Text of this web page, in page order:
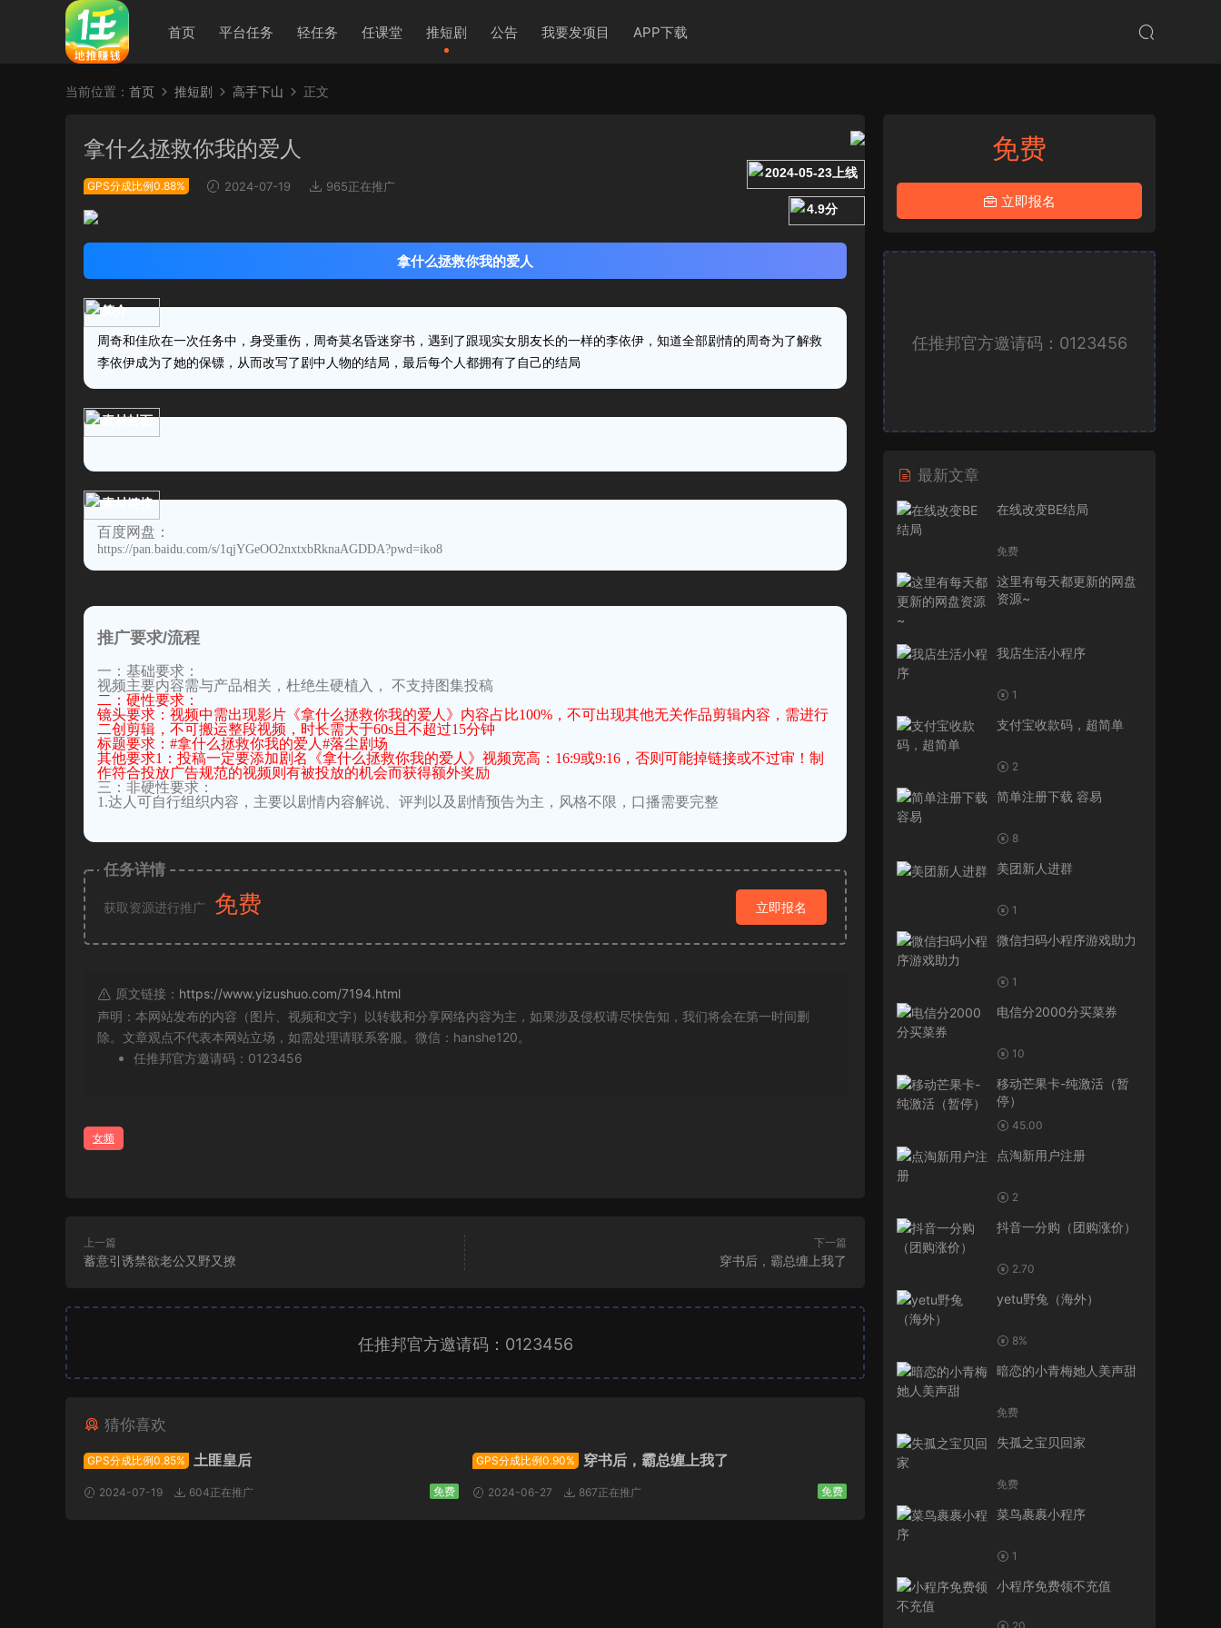
首页 平台任务 轻任务 任课堂 推短剧 公告 我要发项目 APP下载
当前位置： 首页 推短剧 高手下山 正文
拿什么拯救你我的爱人
GPS分成比例0.88% 2024-07-19
965正在推广
4.9分
2024-05-23上线
拿什么拯救你我的爱人
简介
周奇和佳欣在一次任务中，身受重伤，周奇莫名昏迷穿书，遇到了跟现实女朋友长的一样的李依伊，知道全部剧情的周奇为了解救
李依伊成为了她的保镖，从而改写了剧中人物的结局，最后每个人都拥有了自己的结局
素材封面
素材链接
百度网盘：
https://pan.baidu.com/s/1qjYGeOO2nxtxbRknaAGDDA?pwd=iko8
推广要求/流程
一：基础要求：
视频主要内容需与产品相关，杜绝生硬植入， 不支持图集投稿
二：硬性要求：
镜头要求：视频中需出现影片《拿什么拯救你我的爱人》内容占比100%，不可出现其他无关作品剪辑内容，需进行
二创剪辑，不可搬运整段视频，时长需大于60s且不超过15分钟
标题要求：#拿什么拯救你我的爱人#落尘剧场
其他要求1：投稿一定要添加剧名《拿什么拯救你我的爱人》视频宽高：16:9或9:16，否则可能掉链接或不过审！制
作符合投放广告规范的视频则有被投放的机会而获得额外奖励
三：非硬性要求：
1.达人可自行组织内容，主要以剧情内容解说、评判以及剧情预告为主，风格不限，口播需要完整
任务详情
获取资源进行推广 免费 立即报名
原文链接： https://www.yizushuo.com/7194.html
声明：本网站发布的内容（图片、视频和文字）以转载和分享网络内容为主，如果涉及侵权请尽快告知，我们将会在第一时间删
除。文章观点不代表本网站立场，如需处理请联系客服。微信：hanshe120。
任推邦官方邀请码：0123456
女频
上一篇
蓄意引诱禁欲老公又野又撩
下一篇
穿书后，霸总缠上我了
任推邦官方邀请码：0123456
猜你喜欢
GPS分成比例0.85% 土匪皇后
2024-07-19 604正在推广 免费
GPS分成比例0.90% 穿书后，霸总缠上我了
2024-06-27 867正在推广 免费
免费
立即报名
任推邦官方邀请码：0123456
最新文章
在线改变BE结局
免费
这里有每天都更新的网盘
资源~
我店生活小程序
1
支付宝收款码，超简单
2
简单注册下载 容易
8
美团新人进群
1
微信扫码小程序游戏助力
1
电信分2000分买菜券
10
移动芒果卡-纯激活（暂
停）
45.00
点淘新用户注册
2
抖音一分购（团购涨价）
2.70
yetu野兔（海外）
8%
暗恋的小青梅她人美声甜
免费
失孤之宝贝回家
免费
菜鸟裹裹小程序
1
小程序免费领不充值